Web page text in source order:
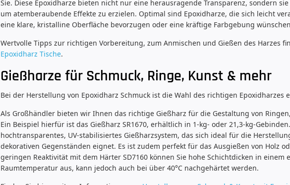
Sie. Diese Epoxidharze bieten nicht nur eine herausragende Transparenz, sondern
um atemberaubende Effekte zu erzielen. Optimal sind Epoxidharze, die sich leicht
eine klare, kristalline Oberfläche bevorzugen oder eine kräftige Farbgebung
Wertvolle Tipps zur richtigen Vorbereitung, zum Anmischen und Gießen des Harzes
Epoxidharz Tische.
Gießharze für Schmuck, Ringe, Kunst & mehr
Bei der Herstellung von Epoxidharz Schmuck ist die Wahl des richtigen
Als Großhändler bieten wir Ihnen das richtige Gießharz für die Gestaltung von
Ein Beispiel hierfür ist das Gießharz SR1670, erhältlich in 1-kg- oder 21,3-kg-
hochtransparentes, UV-stabilisiertes Gießharzsystem, das sich ideal für die
dekorativen Gegenständen eignet. Es ist zudem perfekt für das Ausgießen von Holz
geringen Reaktivität mit dem Härter SD7160 können Sie hohe Schichtdicken in
Raumtemperatur aus, kann jedoch auch bei über 40°C nachgehärtet werden.